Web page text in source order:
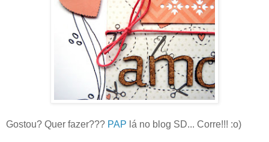
Gostou? Quer fazer??? PAP lá no blog SD... Corre!!! :o)